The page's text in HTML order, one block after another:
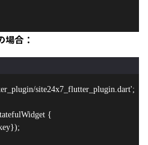
場合：
site24x7_flutter_plugin.dart';
{